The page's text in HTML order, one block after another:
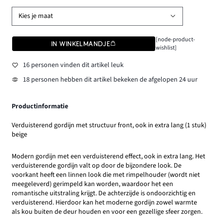
Kies je maat
IN WINKELMANDJE
[node-product-
wishlist]
16 personen vinden dit artikel leuk
18 personen hebben dit artikel bekeken de afgelopen 24 uur
Productinformatie
Verduisterend gordijn met structuur front, ook in extra lang (1 stuk)
beige
Modern gordijn met een verduisterend effect, ook in extra lang. Het
verduisterende gordijn valt op door de bijzondere look. De
voorkant heeft een linnen look die met rimpelhouder (wordt niet
meegeleverd) gerimpeld kan worden, waardoor het een
romantische uitstraling krijgt. De achterzijde is ondoorzichtig en
verduisterend. Hierdoor kan het moderne gordijn zowel warmte
als kou buiten de deur houden en voor een gezellige sfeer zorgen.